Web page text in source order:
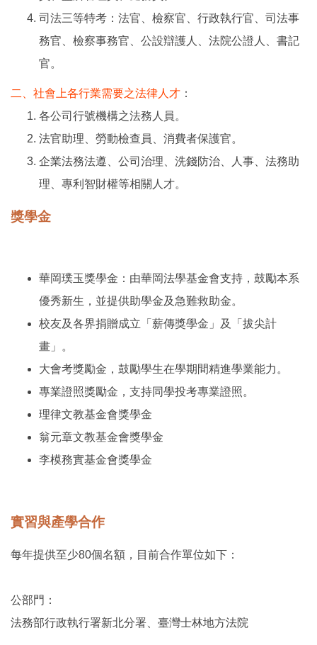
司法三等特考：法官、檢察官、行政執行官、司法事
務官、檢察事務官、公設辯護人、法院公證人、書記
官。
二、社會上各行業需要之法律人才 ：
各公司行號機構之法務人員。
法官助理、勞動檢查員、消費者保護官。
企業法務法遵、公司治理、洗錢防治、人事、法務助
理、專利智財權等相關人才。
獎學金
華岡璞玉獎學金：由華岡法學基金會支持，鼓勵本系
優秀新生，並提供助學金及急難救助金。
校友及各界捐贈成立「薪傳獎學金」及「拔尖計
畫」。
大會考獎勵金，鼓勵學生在學期間精進學業能力。
專業證照獎勵金，支持同學投考專業證照。
理律文教基金會獎學金
翁元章文教基金會獎學金
李模務實基金會獎學金
實習與產學合作
每年提供至少80個名額，目前合作單位如下：
公部門：
法務部行政執行署新北分署、臺灣士林地方法院